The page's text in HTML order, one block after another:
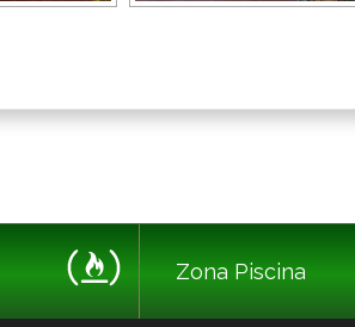
Zona Piscina